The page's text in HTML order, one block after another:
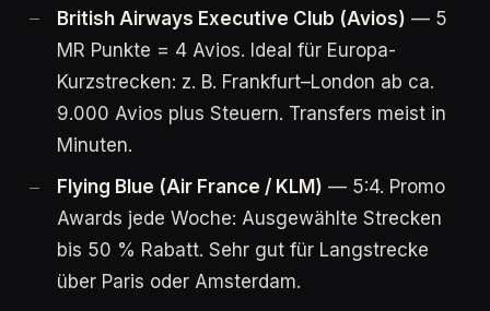
British Airways Executive Club (Avios) — 5
MR Punkte = 4 Avios. Ideal für Europa-
Kurzstrecken: z. B. Frankfurt–London ab ca.
9.000 Avios plus Steuern. Transfers meist in
Minuten.
Flying Blue (Air France / KLM) — 5:4. Promo
Awards jede Woche: Ausgewählte Strecken
bis 50 % Rabatt. Sehr gut für Langstrecke
über Paris oder Amsterdam.